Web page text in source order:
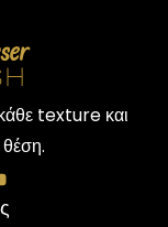
texture και